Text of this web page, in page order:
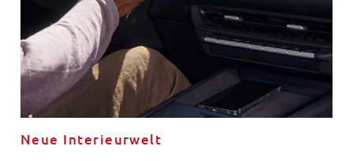
Neue Interieurwelt